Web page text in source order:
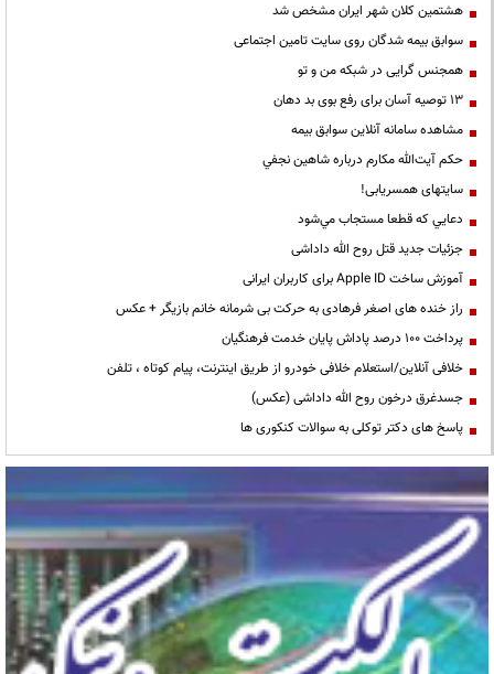
هشتمین کلان شهر ایران مشخص شد
سوابق بیمه شدگان روی سایت تامین اجتماعی
همجنس گرایی در شبکه من و تو
13 توصیه آسان برای رفع بوی بد دهان
مشاهده سامانه آنلاين سوابق بیمه
حكم آيت‌الله مكارم درباره شاهين نجفي
سایتهای همسریابی!
دعايي كه قطعا مستجاب مي‌شود
جزئیات جدید قتل روح الله داداشی
آموزش ساخت Apple ID برای کاربران ایرانی
راز خنده های اصغر فرهادی به حرکت بی شرمانه خانم بازیگر + عکس
پرداخت ۱۰۰ درصد پاداش پایان خدمت فرهنگیان
خلافی آنلاین/استعلام خلافی خودرو از طریق اینترنت، پیام کوتاه ، تلفن
جسدغرق درخون روح الله داداشی (عکس)
پاسخ های دکتر توکلی به سوالات کنکوری ها